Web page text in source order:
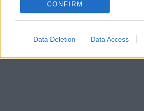
CONFIRM
Data Deletion Data Access